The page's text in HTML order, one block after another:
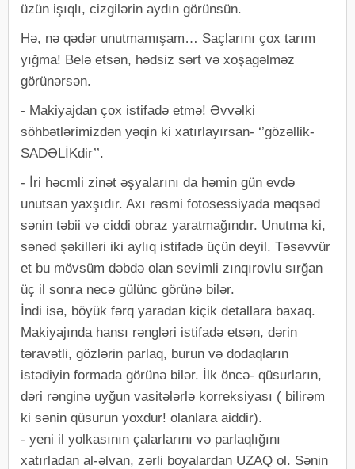
üzün işıqlı, cizgilərin aydın görünsün.
Hə, nə qədər unutmamışam… Saçlarını çox tarım
yığma! Belə etsən, hədsiz sərt və xoşagəlməz
görünərsən.
- Makiyajdan çox istifadə etmə! Əvvəlki
söhbətlərimizdən yəqin ki xatırlayırsan- ‘’gözəllik-
SADƏLİKdir’’.
- İri həcmli zinət əşyalarını da həmin gün evdə
unutsan yaxşıdır. Axı rəsmi fotosessiyada məqsəd
sənin təbii və ciddi obraz yaratmağındır. Unutma ki,
sənəd şəkilləri iki aylıq istifadə üçün deyil. Təsəvvür
et bu mövsüm dəbdə olan sevimli zınqırovlu sırğan
üç il sonra necə gülünc görünə bilər.
İndi isə, böyük fərq yaradan kiçik detallara baxaq.
Makiyajında hansı rəngləri istifadə etsən, dərin
təravətli, gözlərin parlaq, burun və dodaqların
istədiyin formada görünə bilər. İlk öncə- qüsurların,
dəri rənginə uyğun vasitələrlə korreksiyası ( bilirəm
ki sənin qüsurun yoxdur! olanlara aiddir).
- yeni il yolkasının çalarlarını və parlaqlığını
xatırladan al-əlvan, zərli boyalardan UZAQ ol. Sənin